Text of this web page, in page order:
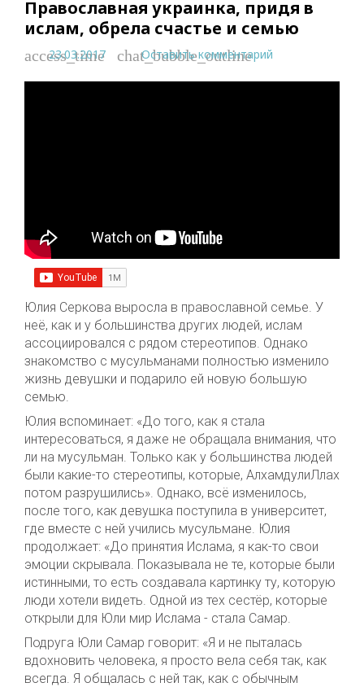
Православная украинка, придя в
ислам, обрела счастье и семью
access_time
23.03.2017 chat_bubble_outline
Оставить комментарий
Юлия Серкова выросла в православной семье. У
неё, как и у большинства других людей, ислам
ассоциировался с рядом стереотипов. Однако
знакомство с мусульманами полностью изменило
жизнь девушки и подарило ей новую большую
семью.
Юлия вспоминает: «До того, как я стала
интересоваться, я даже не обращала внимания, что
ли на мусульман. Только как у большинства людей
были какие-то стереотипы, которые, АлхамдулиЛлах
потом разрушились». Однако, всё изменилось,
после того, как девушка поступила в университет,
где вместе с ней учились мусульмане. Юлия
продолжает: «До принятия Ислама, я как-то свои
эмоции скрывала. Показывала не те, которые были
истинными, то есть создавала картинку ту, которую
люди хотели видеть. Одной из тех сестёр, которые
открыли для Юли мир Ислама - стала Самар.
Подруга Юли Самар говорит: «Я и не пыталась
вдохновить человека, я просто вела себя так, как
всегда. Я общалась с ней так, как с обычным